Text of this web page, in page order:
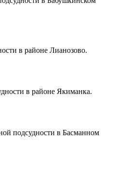
в районе Лианозово.
в районе Якиманка.
подсудности в Басманном